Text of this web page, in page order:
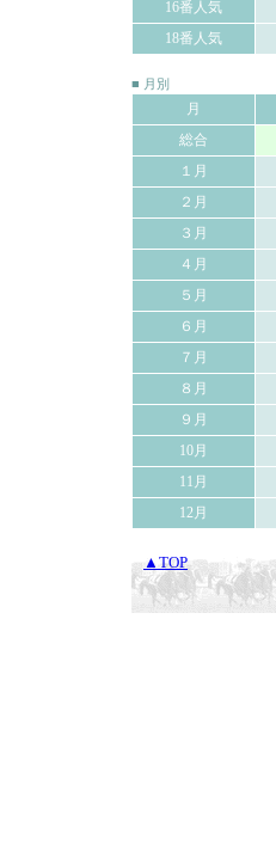
16番人気
18番人気
■ 月別
月
総合
１月
２月
３月
４月
５月
６月
７月
８月
９月
10月
11月
12月
▲TOP